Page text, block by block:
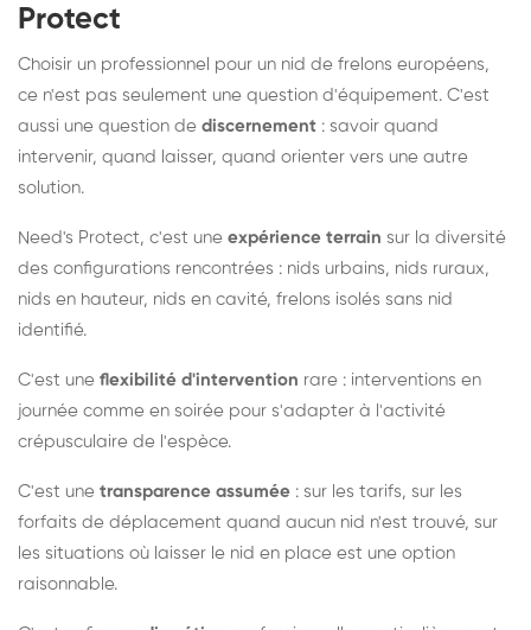
Protect
Choisir un professionnel pour un nid de frelons européens,
ce n'est pas seulement une question d'équipement. C'est
aussi une question de discernement : savoir quand
intervenir, quand laisser, quand orienter vers une autre
solution.
Need's Protect, c'est une expérience terrain sur la diversité
des configurations rencontrées : nids urbains, nids ruraux,
nids en hauteur, nids en cavité, frelons isolés sans nid
identifié.
C'est une flexibilité d'intervention rare : interventions en
journée comme en soirée pour s'adapter à l'activité
crépusculaire de l'espèce.
C'est une transparence assumée : sur les tarifs, sur les
forfaits de déplacement quand aucun nid n'est trouvé, sur
les situations où laisser le nid en place est une option
raisonnable.